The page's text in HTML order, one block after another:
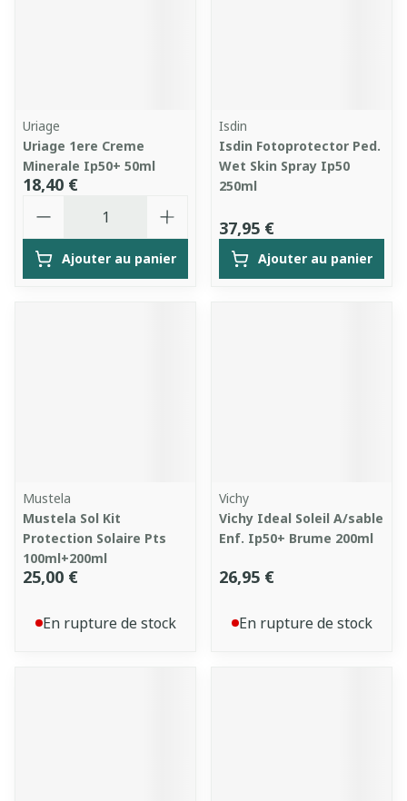
Uriage
Uriage 1ere Creme
Minerale Ip50+ 50ml
18,40 €
Ajouter au panier
Isdin
Isdin Fotoprotector Ped.
Wet Skin Spray Ip50
250ml
37,95 €
Ajouter au panier
Mustela
Mustela Sol Kit
Protection Solaire Pts
100ml+200ml
25,00 €
En rupture de stock
Vichy
Vichy Ideal Soleil A/sable
Enf. Ip50+ Brume 200ml
26,95 €
En rupture de stock